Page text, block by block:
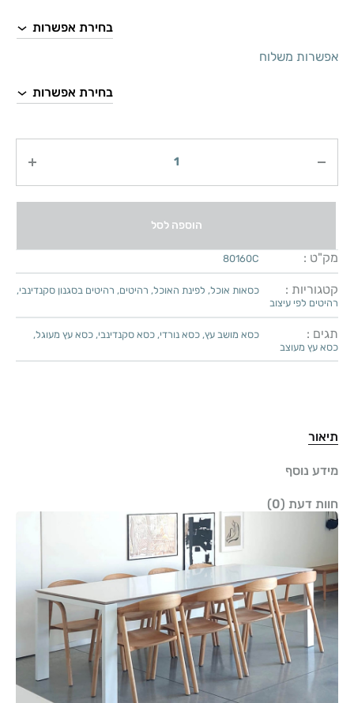
אפשרות משלוח
הוספה לסל
מק"ט : 80160C
קטגוריות : כסאות אוכל, לפינת האוכל, רהיטים, רהיטים בסגנון סקנדינבי,
רהיטים לפי עיצוב
תגים : כסא מושב עץ, כסא נורדי, כסא סקנדינבי, כסא עץ מעוגל,
כסא עץ מעוצב
תיאור
מידע נוסף
חוות דעת (0)